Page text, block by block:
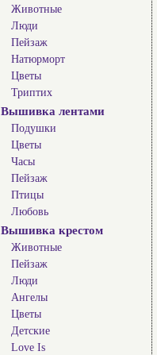
Животные
Люди
Пейзаж
Натюрморт
Цветы
Триптих
Вышивка лентами
Подушки
Цветы
Часы
Пейзаж
Птицы
Любовь
Вышивка крестом
Животные
Пейзаж
Люди
Ангелы
Цветы
Детские
Love Is